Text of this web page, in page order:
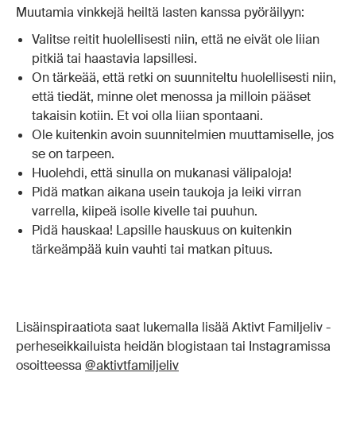
Muutamia vinkkejä heiltä lasten kanssa pyöräilyyn:
Valitse reitit huolellisesti niin, että ne eivät ole liian
pitkiä tai haastavia lapsillesi.
On tärkeää, että retki on suunniteltu huolellisesti niin,
että tiedät, minne olet menossa ja milloin pääset
takaisin kotiin. Et voi olla liian spontaani.
Ole kuitenkin avoin suunnitelmien muuttamiselle, jos
se on tarpeen.
Huolehdi, että sinulla on mukanasi välipaloja!
Pidä matkan aikana usein taukoja ja leiki virran
varrella, kiipeä isolle kivelle tai puuhun.
Pidä hauskaa! Lapsille hauskuus on kuitenkin
tärkeämpää kuin vauhti tai matkan pituus.
Lisäinspiraatiota saat lukemalla lisää Aktivt Familjeliv -
perheseikkailuista heidän blogistaan tai Instagramissa
osoitteessa @aktivtfamiljeliv